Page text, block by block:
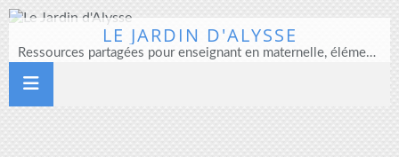
LE JARDIN D'ALYSSE
Ressources partagées pour enseignant en maternelle, élémentaire et direction d'école